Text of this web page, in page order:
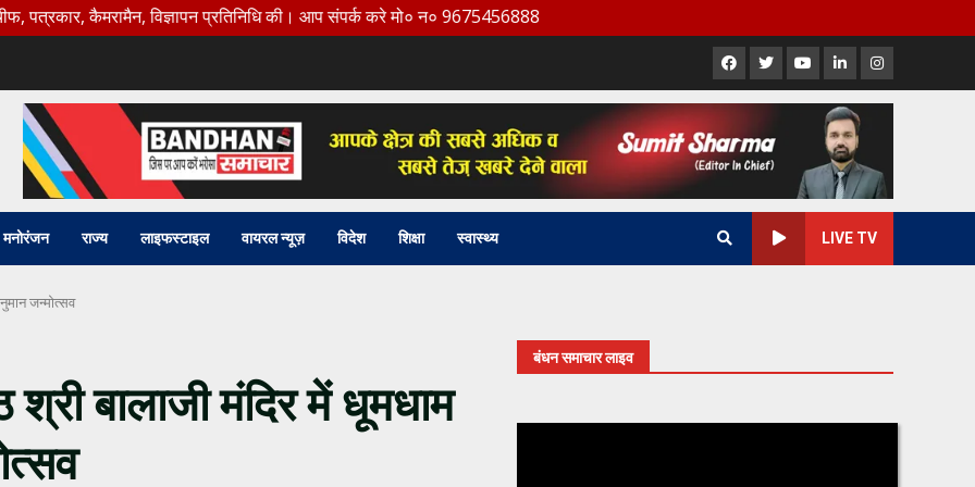
विज्ञापन प्रतिनिधि की। आप संपर्क करे मो० न० 9675456888
Facebook
X YoutubeLinkedInInstagram
मनोरंजन राज्य लाइफस्टाइल वायरल न्यूज़ विदेश शिक्षा स्वास्थ्य LIVE TV
जन्मोत्सव
श्री बालाजी मंदिर में धूमधाम
बंधन समाचार लाइव